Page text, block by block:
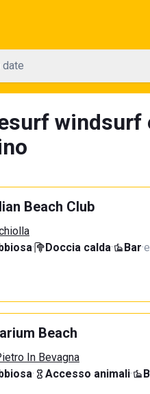
windsurf
Beach Club
· Doccia calda· Bar·
Beach
In Bevagna
· Accesso animali·